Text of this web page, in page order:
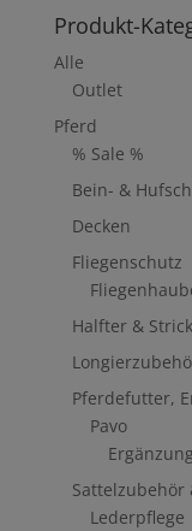
€64,95
Produkt-
Alle
Outlet
Pferd
% Sale %
Bein- &
Decken
Fliegenschutz
Halfter &
Pferdefutter,
Pavo
Sattelzubehör
Lederpflege